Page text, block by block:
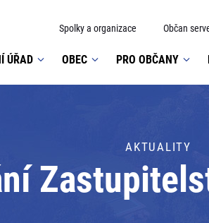
Spolky a organizace Občan
ÚŘAD OBEC PRO OBČANY
AKTUALITY